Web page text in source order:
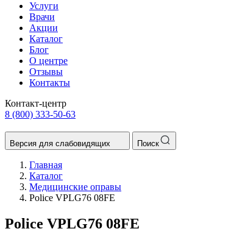
Услуги
Врачи
Акции
Каталог
Блог
О центре
Отзывы
Контакты
Контакт-центр
8 (800) 333-50-63
Версия для слабовидящих Поиск
Главная
Каталог
Медицинские оправы
Police VPLG76 08FE
Police VPLG76 08FE